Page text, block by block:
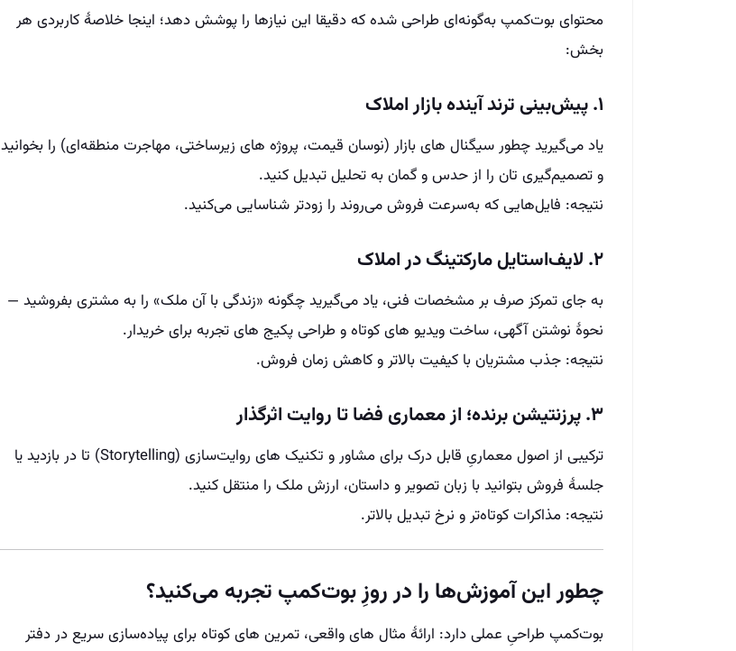
محتوای بوت‌کمپ به‌گونه‌ای طراحی شده که دقیقا این نیازها را پوشش دهد؛ اینجا خلاصهٔ کاربردی هر
بخش:
۱. پیش‌بینی ترند آینده بازار املاک
یاد می‌گیرید چطور سیگنال‌ های بازار (نوسان قیمت، پروژه‌ های زیرساختی، مهاجرت منطقه‌ای) را بخوانید
و تصمیم‌گیری‌ تان را از حدس و گمان به تحلیل تبدیل کنید.
نتیجه: فایل‌هایی که به‌سرعت فروش می‌روند را زودتر شناسایی می‌کنید.
۲. لایف‌استایل مارکتینگ در املاک
به جای تمرکز صرف بر مشخصات فنی، یاد می‌گیرید چگونه «زندگی با آن ملک» را به مشتری بفروشید —
نحوهٔ نوشتن آگهی، ساخت ویدیو های کوتاه و طراحی پکیج‌ های تجربه برای خریدار.
نتیجه: جذب مشتریان با کیفیت بالاتر و کاهش زمان فروش.
۳. پرزنتیشن برنده؛ از معماری فضا تا روایت اثرگذار
ترکیبی از اصول معماریِ قابل درک برای مشاور و تکنیک‌ های روایت‌سازی (Storytelling) تا در بازدید یا
جلسهٔ فروش بتوانید با زبان تصویر و داستان، ارزش ملک را منتقل کنید.
نتیجه: مذاکرات کوتاه‌تر و نرخ تبدیل بالاتر.
چطور این آموزش‌ها را در روزِ بوت‌کمپ تجربه می‌کنید؟
بوت‌کمپ طراحیِ عملی دارد: ارائهٔ مثال‌ های واقعی، تمرین‌ های کوتاه برای پیاده‌سازی سریع در دفتر